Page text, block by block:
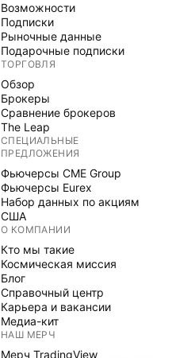
Возможности
Подписки
Рыночные данные
Подарочные подписки
ТОРГОВЛЯ
Обзор
Брокеры
Сравнение брокеров
The Leap
СПЕЦИАЛЬНЫЕ
ПРЕДЛОЖЕНИЯ
Фьючерсы CME Group
Фьючерсы Eurex
Набор данных по акциям
США
О КОМПАНИИ
Кто мы такие
Космическая миссия
Блог
Справочный центр
Карьера и вакансии
Медиа-кит
НАШ МЕРЧ
Мерч TradingView